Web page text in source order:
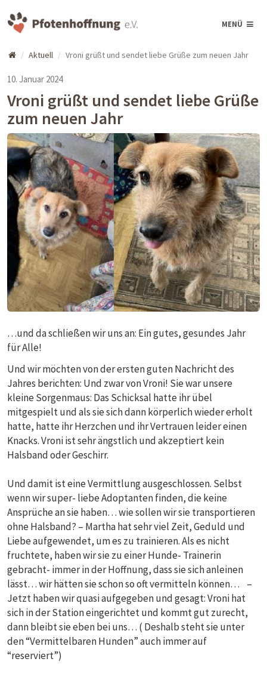
MENÜ
Aktuell Vroni grüßt und sendet liebe Grüße zum neuen Jahr
10. Januar 2024
Vroni grüßt und sendet liebe Grüße
zum neuen Jahr
…und da schließen wir uns an: Ein gutes, gesundes Jahr
für Alle!
Und wir möchten von der ersten guten Nachricht des
Jahres berichten: Und zwar von Vroni! Sie war unsere
kleine Sorgenmaus: Das Schicksal hatte ihr übel
mitgespielt und als sie sich dann körperlich wieder erholt
hatte, hatte ihr Herzchen und ihr Vertrauen leider einen
Knacks. Vroni ist sehr ängstlich und akzeptiert kein
Halsband oder Geschirr.
Und damit ist eine Vermittlung ausgeschlossen. Selbst
wenn wir super- liebe Adoptanten finden, die keine
Ansprüche an sie haben… wie sollen wir sie transportieren
ohne Halsband? – Martha hat sehr viel Zeit, Geduld und
Liebe aufgewendet, um es zu trainieren. Als es nicht
fruchtete, haben wir sie zu einer Hunde- Trainerin
gebracht- immer in der Hoffnung, dass sie sich anleinen
lässt… wir hätten sie schon so oft vermitteln können… –
Jetzt haben wir quasi aufgegeben und gesagt: Vroni hat
sich in der Station eingerichtet und kommt gut zurecht,
dann bleibt sie eben bei uns… ( Deshalb steht sie unter
den “Vermittelbaren Hunden” auch immer auf
“reserviert”)